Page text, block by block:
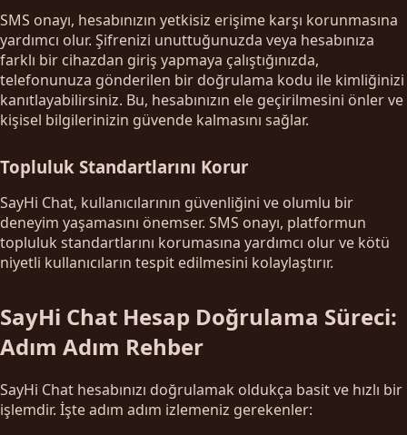
SMS onayı, hesabınızın yetkisiz erişime karşı korunmasına
yardımcı olur. Şifrenizi unuttuğunuzda veya hesabınıza
farklı bir cihazdan giriş yapmaya çalıştığınızda,
telefonunuza gönderilen bir doğrulama kodu ile kimliğinizi
kanıtlayabilirsiniz. Bu, hesabınızın ele geçirilmesini önler ve
kişisel bilgilerinizin güvende kalmasını sağlar.
Topluluk Standartlarını Korur
SayHi Chat, kullanıcılarının güvenliğini ve olumlu bir
deneyim yaşamasını önemser. SMS onayı, platformun
topluluk standartlarını korumasına yardımcı olur ve kötü
niyetli kullanıcıların tespit edilmesini kolaylaştırır.
SayHi Chat Hesap Doğrulama Süreci:
Adım Adım Rehber
SayHi Chat hesabınızı doğrulamak oldukça basit ve hızlı bir
işlemdir. İşte adım adım izlemeniz gerekenler: